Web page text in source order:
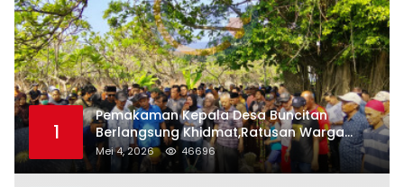
1
Pemakaman Kepala Desa Buncitan
Berlangsung Khidmat,Ratusan Warga
Larut Dalam Duka Yang Mendalam
Mei 4, 2026 46696